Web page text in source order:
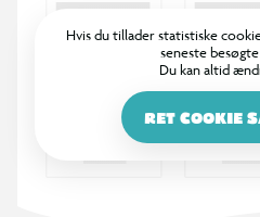
Hvis du tillader statistiske
seneste
Du kan altid
RET COOKIE